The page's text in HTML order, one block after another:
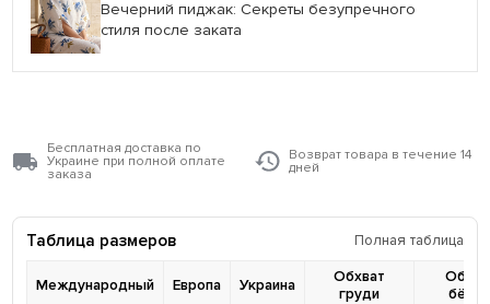
Вечерний пиджак: Секреты безупречного
стиля после заката
Бесплатная доставка по
Украине при полной оплате
заказа
Возврат товара в течение 14
дней
Таблица размеров Полная таблица
Международный Европа Украина
Обхват
груди